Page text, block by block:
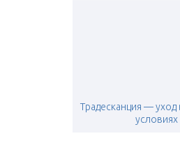
Традесканция —
условиях